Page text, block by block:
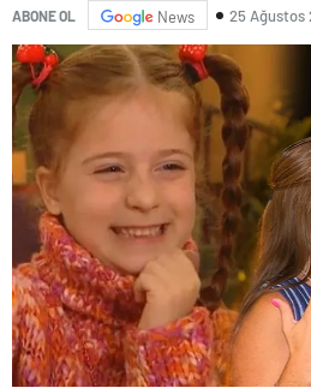
ABONE OL News 25 Ağustos